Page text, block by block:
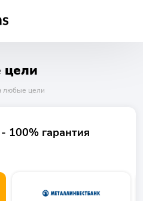
любые цели
100% гарантия